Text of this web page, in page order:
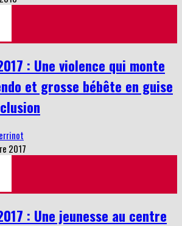
: Une violence qui monte
et grosse bébête en guise
2017
: Une jeunesse au centre